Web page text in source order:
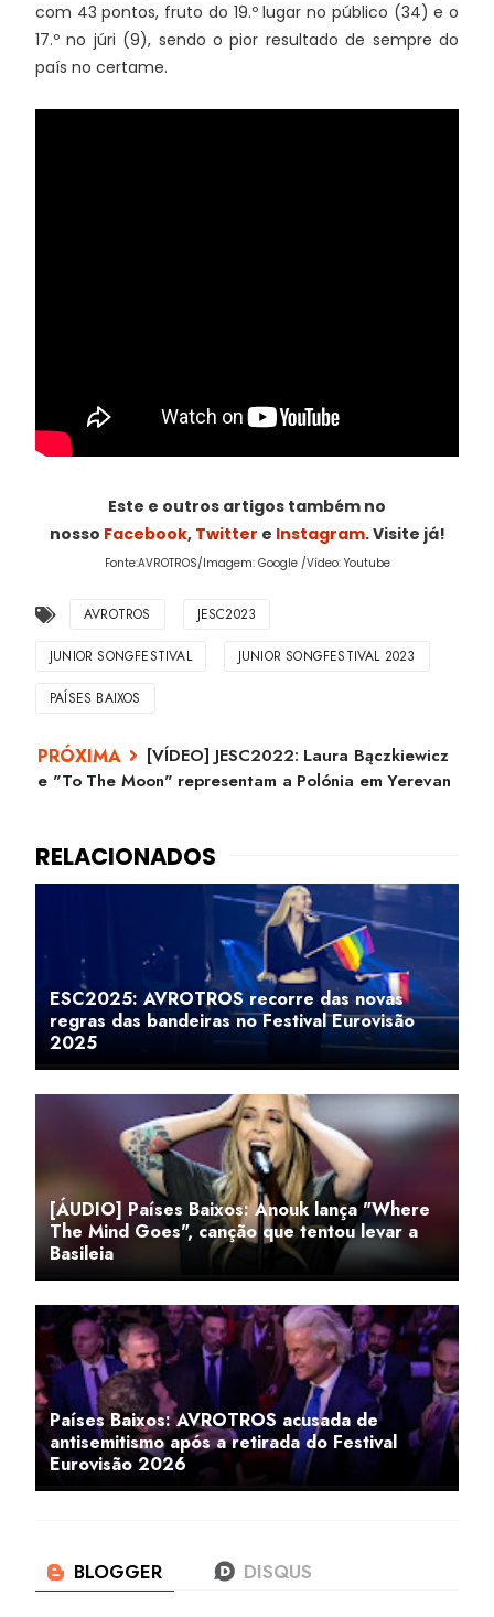
com 43 pontos, fruto do 19.º lugar no público (34) e o
17.º no júri (9), sendo o pior resultado de sempre do
país no certame.
Este e outros artigos também no
nosso Facebook, Twitter e Instagram. Visite já!
Fonte:AVROTROS/Imagem: Google /Vídeo: Youtube
AVROTROS JESC2023
JUNIOR SONGFESTIVAL JUNIOR SONGFESTIVAL 2023
PAÍSES BAIXOS
[VÍDEO] JESC2022: Laura Bączkiewicz
e "To The Moon" representam a Polónia em Yerevan
ESC2025: AVROTROS recorre das novas
regras das bandeiras no Festival Eurovisão
2025
[ÁUDIO] Países Baixos: Anouk lança "Where
The Mind Goes", canção que tentou levar a
Basileia
Países Baixos: AVROTROS acusada de
antisemitismo após a retirada do Festival
Eurovisão 2026